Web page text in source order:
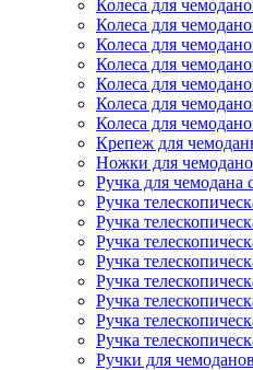
Колеса для
Колеса для
Колеса для
Колеса для
Колеса для
Колеса для
Колеса для
Крепеж для
Ножки для
Ручка для чемодана
Ручка
Ручка
Ручка
Ручка
Ручка
Ручка
Ручка
Ручка
Ручки для